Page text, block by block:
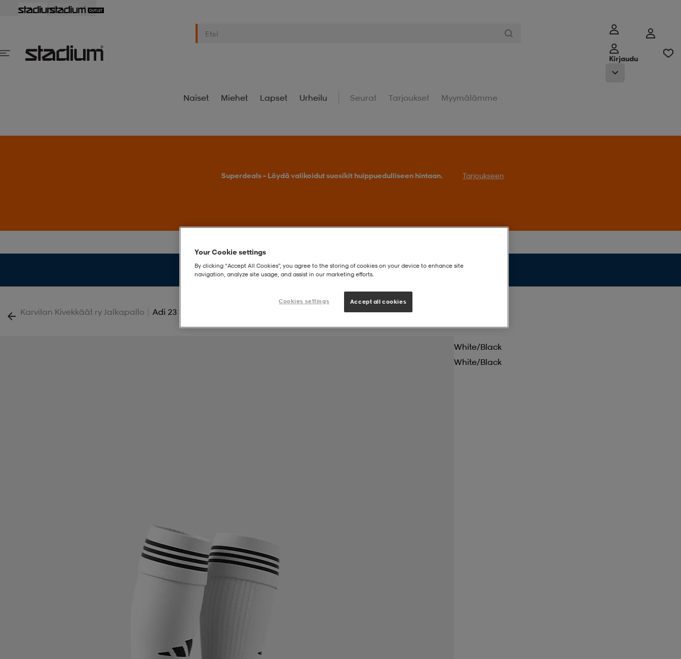
Kirjaudu
Naiset Miehet Lapset Urheilu Seurat Tarjoukset Myymälämme
Superdeals – Löydä valikoidut suosikit huippuedulliseen hintaan. Tarjoukseen
Joukkueen tuote:
Karvilan Kivekkäät ry Jalkapallo
Karvilan Kivekkäät ry Jalkapallo | Adi 23 Sock
White/black
White/black
Your Cookie settings
By clicking “Accept All Cookies”, you agree to the storing of cookies on your device to enhance site
navigation, analyze site usage, and assist in our marketing efforts.
Cookies settings Accept all cookies